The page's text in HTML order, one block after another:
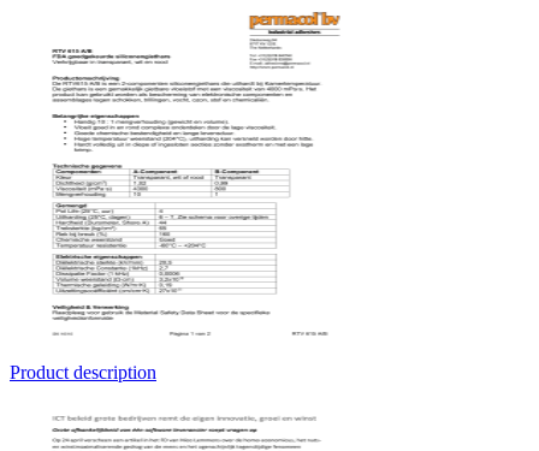
Product description